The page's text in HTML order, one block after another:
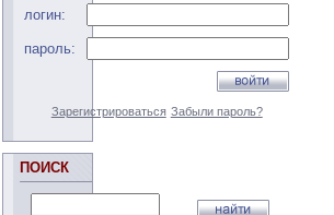
логин:
пароль:
Зарегистрироваться Забыли пароль?
ПОИСК